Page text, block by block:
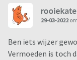
29-03-2022
Ben iets wijzer
Vermoeden is toch